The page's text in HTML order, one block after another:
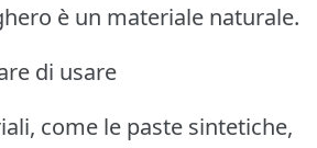
è un materiale naturale.
di usare
come le paste sintetiche,